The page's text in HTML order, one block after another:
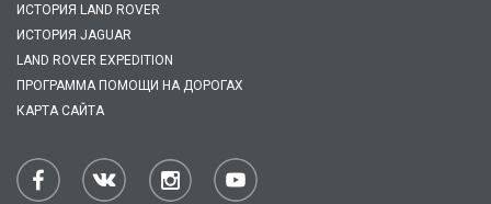
ИСТОРИЯ LAND ROVER
ИСТОРИЯ JAGUAR
LAND ROVER EXPEDITION
ПРОГРАММА ПОМОЩИ НА ДОРОГАХ
КАРТА САЙТА